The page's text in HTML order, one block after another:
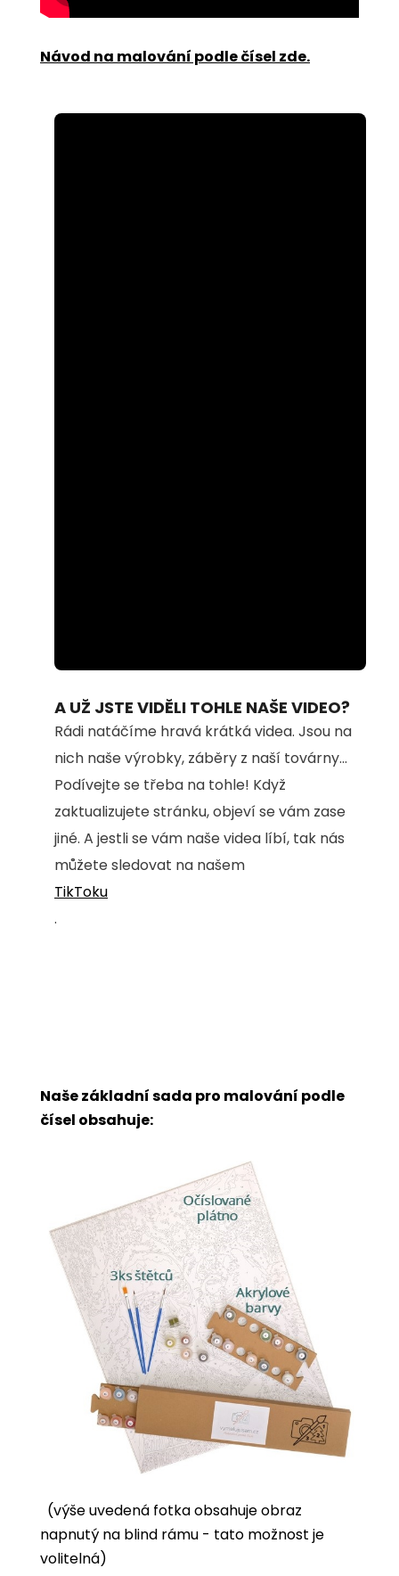
Návod na malování podle čísel zde.
74.69%
A UŽ JSTE VIDĚLI TOHLE NAŠE VIDEO?
Rádi natáčíme hravá krátká videa. Jsou na
nich naše výrobky, záběry z naší továrny...
Podívejte se třeba na tohle! Když
zaktualizujete stránku, objeví se vám zase
jiné. A jestli se vám naše videa líbí, tak nás
můžete sledovat na našem
TikToku
.
Naše základní sada pro malování podle
čísel obsahuje:
(výše uvedená fotka obsahuje obraz
napnutý na blind rámu - tato možnost je
volitelná)